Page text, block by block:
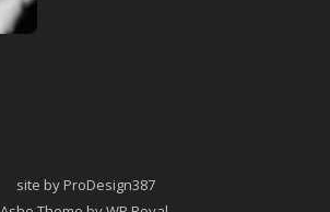
site by ProDesign387